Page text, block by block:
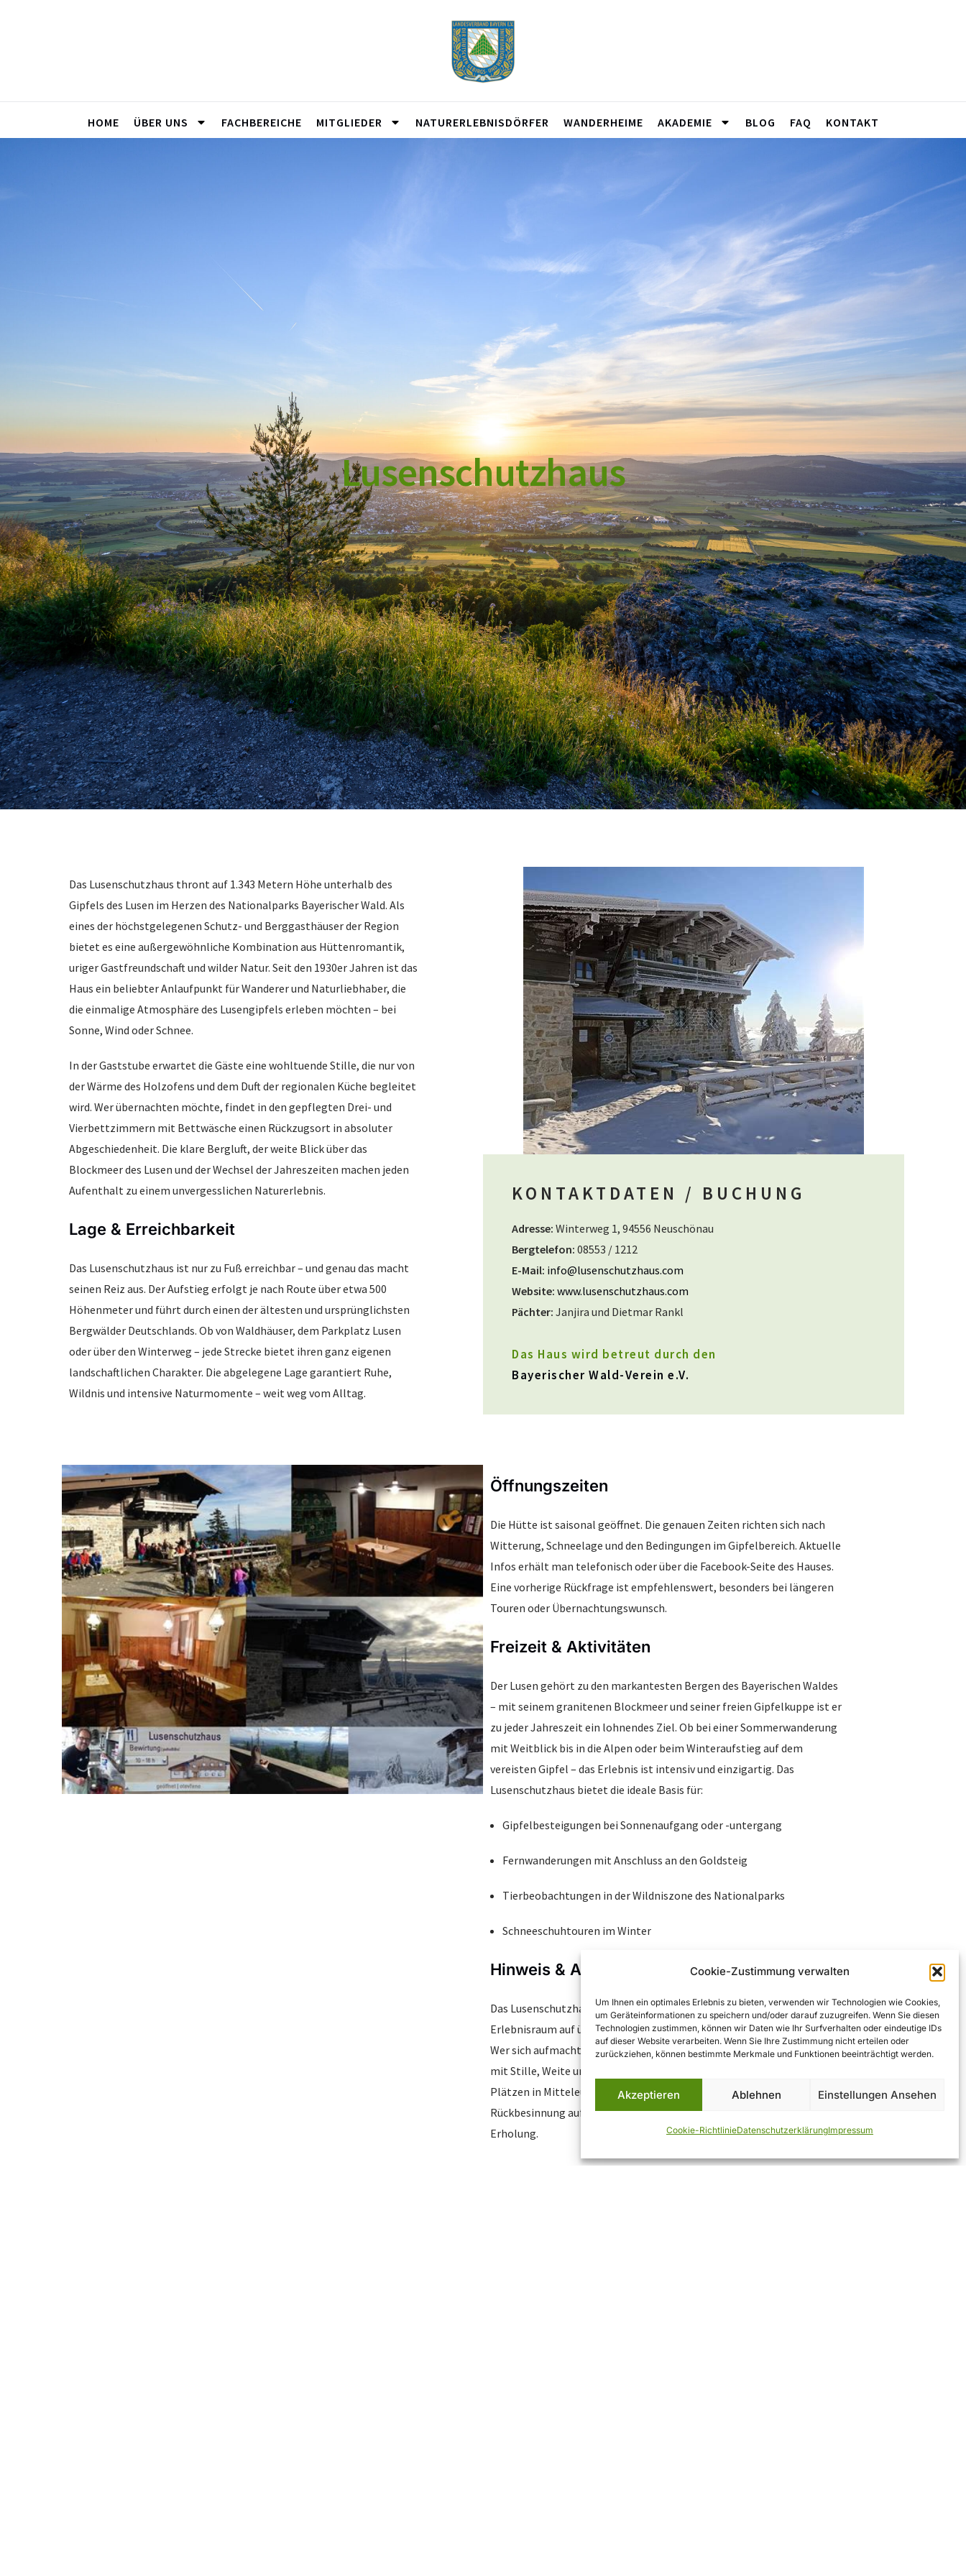
Cookie-Zustimmung verwalten
Um Ihnen ein optimales Erlebnis zu bieten, verwenden wir Technologien wie Cookies,
um Geräteinformationen zu speichern und/oder darauf zuzugreifen. Wenn Sie diesen
Technologien zustimmen, können wir Daten wie Ihr Surfverhalten oder eindeutige IDs
auf dieser Website verarbeiten. Wenn Sie Ihre Zustimmung nicht erteilen oder
zurückziehen, können bestimmte Merkmale und Funktionen beeinträchtigt werden.
Akzeptieren Ablehnen Einstellungen Ansehen
Cookie-RichtlinieDatenschutzerklärungImpressum
HOME ÜBER UNS FACHBEREICHE MITGLIEDER NATURERLEBNISDÖRFER WANDERHEIME AKADEMIE BLOG FAQ KONTAKT
Lusenschutzhaus
Das Lusenschutzhaus thront auf 1.343 Metern Höhe unterhalb des
Gipfels des Lusen im Herzen des Nationalparks Bayerischer Wald. Als
eines der höchstgelegenen Schutz- und Berggasthäuser der Region
bietet es eine außergewöhnliche Kombination aus Hüttenromantik,
uriger Gastfreundschaft und wilder Natur. Seit den 1930er Jahren ist das
Haus ein beliebter Anlaufpunkt für Wanderer und Naturliebhaber, die
die einmalige Atmosphäre des Lusengipfels erleben möchten – bei
Sonne, Wind oder Schnee.
In der Gaststube erwartet die Gäste eine wohltuende Stille, die nur von
der Wärme des Holzofens und dem Duft der regionalen Küche begleitet
wird. Wer übernachten möchte, findet in den gepflegten Drei- und
Vierbettzimmern mit Bettwäsche einen Rückzugsort in absoluter
Abgeschiedenheit. Die klare Bergluft, der weite Blick über das
Blockmeer des Lusen und der Wechsel der Jahreszeiten machen jeden
Aufenthalt zu einem unvergesslichen Naturerlebnis.
Lage & Erreichbarkeit
Das Lusenschutzhaus ist nur zu Fuß erreichbar – und genau das macht
seinen Reiz aus. Der Aufstieg erfolgt je nach Route über etwa 500
Höhenmeter und führt durch einen der ältesten und ursprünglichsten
Bergwälder Deutschlands. Ob von Waldhäuser, dem Parkplatz Lusen
oder über den Winterweg – jede Strecke bietet ihren ganz eigenen
landschaftlichen Charakter. Die abgelegene Lage garantiert Ruhe,
Wildnis und intensive Naturmomente – weit weg vom Alltag.
KONTAKTDATEN / BUCHUNG
Adresse: Winterweg 1, 94556 Neuschönau
Bergtelefon: 08553 / 1212
E-Mail: info@lusenschutzhaus.com
Website: www.lusenschutzhaus.com
Pächter: Janjira und Dietmar Rankl
Das Haus wird betreut durch den
Bayerischer Wald-Verein e.V.
Öffnungszeiten
Die Hütte ist saisonal geöffnet. Die genauen Zeiten richten sich nach
Witterung, Schneelage und den Bedingungen im Gipfelbereich. Aktuelle
Infos erhält man telefonisch oder über die Facebook-Seite des Hauses.
Eine vorherige Rückfrage ist empfehlenswert, besonders bei längeren
Touren oder Übernachtungswunsch.
Freizeit & Aktivitäten
Der Lusen gehört zu den markantesten Bergen des Bayerischen Waldes
– mit seinem granitenen Blockmeer und seiner freien Gipfelkuppe ist er
zu jeder Jahreszeit ein lohnendes Ziel. Ob bei einer Sommerwanderung
mit Weitblick bis in die Alpen oder beim Winteraufstieg auf dem
vereisten Gipfel – das Erlebnis ist intensiv und einzigartig. Das
Lusenschutzhaus bietet die ideale Basis für:
Gipfelbesteigungen bei Sonnenaufgang oder -untergang
Fernwanderungen mit Anschluss an den Goldsteig
Tierbeobachtungen in der Wildniszone des Nationalparks
Schneeschuhtouren im Winter
Hinweis & Ausblick
Das Lusenschutzhaus ist nicht nur ein Ziel für Wanderer, sondern ein
Erlebnisraum auf über 1.300 Metern – einfach, echt, entschleunigend.
Wer sich aufmacht, diesen besonderen Ort zu erreichen, wird belohnt
mit Stille, Weite und einer Atmosphäre, die man nur an wenigen
Plätzen in Mitteleuropa noch so findet. Ein Aufenthalt hier bedeutet
Rückbesinnung auf das Wesentliche: Natur, Einfachheit und echte
Erholung.